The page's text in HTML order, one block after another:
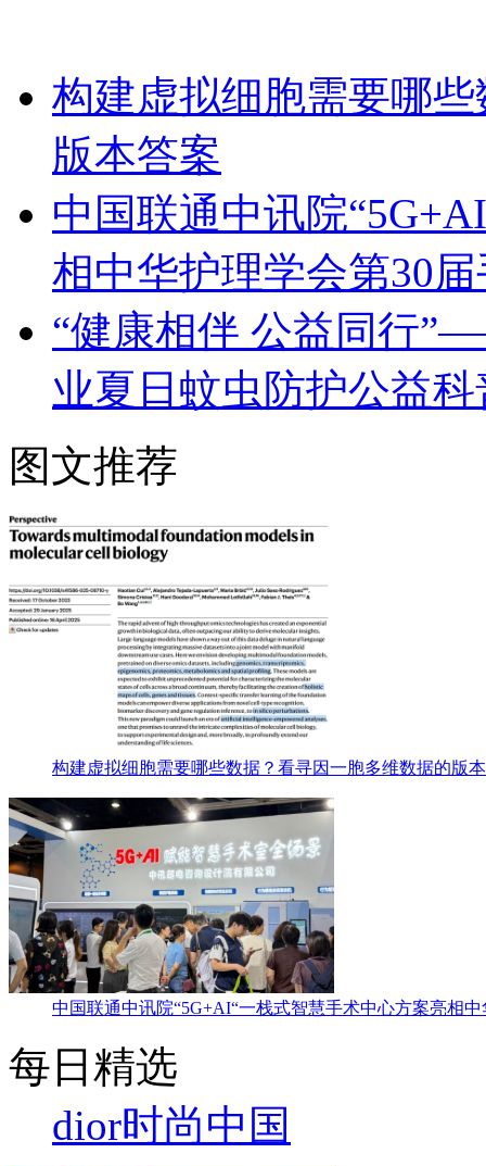
构建虚拟细胞需要哪
版本答案
中国联通中讯院
相中华护理学会第30
“健康相伴 公益同行
业夏日蚊虫防护公益
图文推荐
构建虚拟细胞需要哪些数据？看寻因一胞多维数据的版
中国联通中讯院“5G+AI“一栈式智慧手术中心方案亮相
每日精选
dior时尚中国